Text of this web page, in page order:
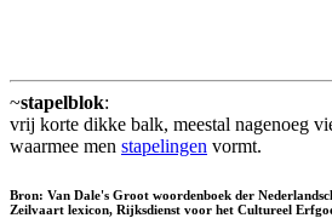
~stapelblok:
vrij korte dikke balk, meestal nagenoeg
waarmee men stapelingen vormt.
Bron: Van Dale's Groot woordenboek der
Zeilvaart lexicon, Rijksdienst voor het Cultureel